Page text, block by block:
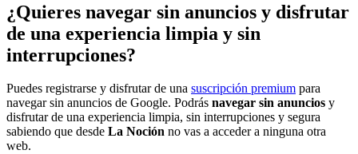
¿Quieres navegar sin anuncios y disfrutar
de una experiencia limpia y sin
interrupciones?
Puedes registrarse y disfrutar de una suscripción premium para
navegar sin anuncios de Google. Podrás navegar sin anuncios y
disfrutar de una experiencia limpia, sin interrupciones y segura
sabiendo que desde La Noción no vas a acceder a ninguna otra
web.